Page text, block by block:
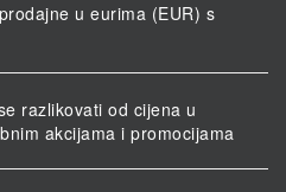
u eurima (EUR) s
razlikovati od cijena u
akcijama i promocijama